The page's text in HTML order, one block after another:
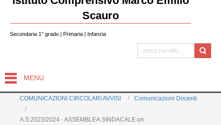
Scauro
Secondaria 1° grado | Primaria | Infanzia
MENU
COMUNICAZIONI CIRCOLARI AVVISI Comunicazioni Docenti
A.S.2023/2024 - ASSEMBLEA.SINDACALE.on